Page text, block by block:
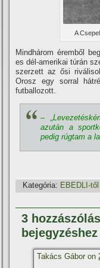
A
Mindhárom éremből
es dél-amerikai túrán
szerzett az ősi
Orosz egy sorral
futballozott.
–
azután a
pedig rúgtam a
Kategória: EBEDLI-
3
bejegyzéshez
Takács Gábor on